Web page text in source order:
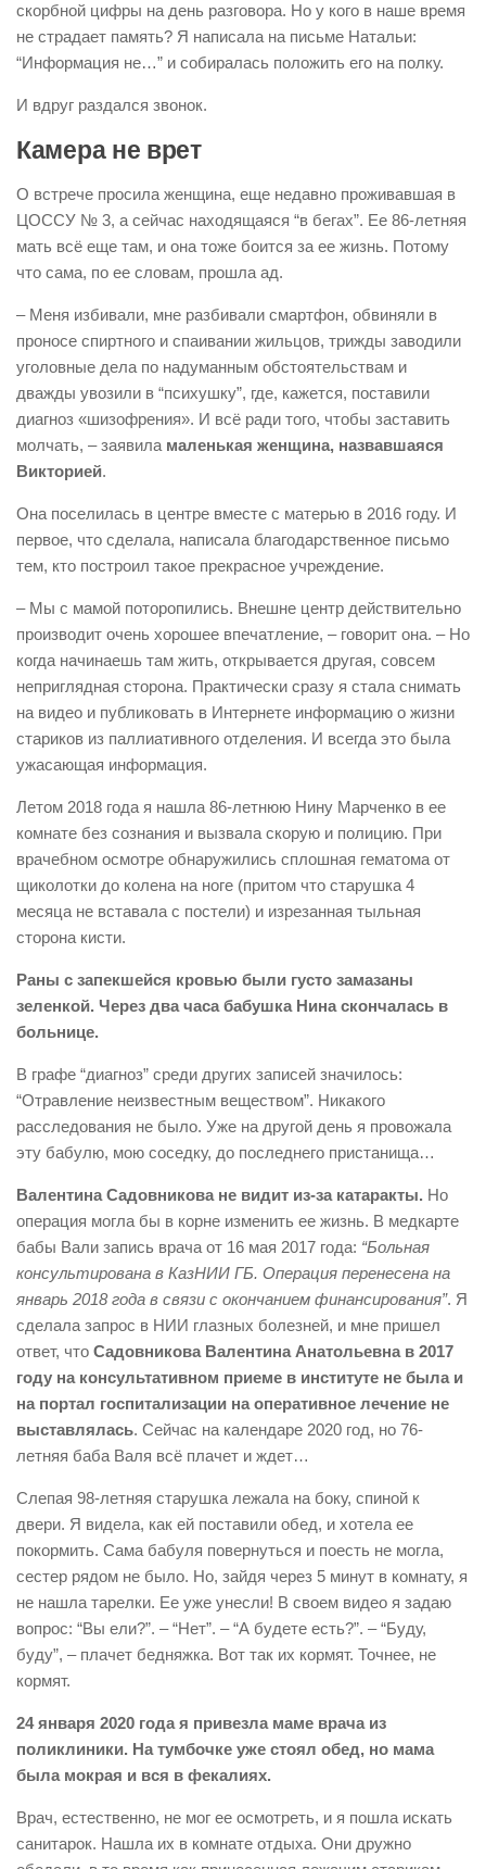
скорбной цифры на день разговора. Но у кого в наше время
не страдает память? Я написала на письме Натальи:
“Информация не…” и собиралась положить его на полку.
И вдруг раздался звонок.
Камера не врет
О встрече просила женщина, еще недавно проживавшая в
ЦОССУ № 3, а сейчас находящаяся “в бегах”. Ее 86-летняя
мать всё еще там, и она тоже боится за ее жизнь. Потому
что сама, по ее словам, прошла ад.
– Меня избивали, мне разбивали смартфон, обвиняли в
проносе спиртного и спаивании жильцов, трижды заводили
уголовные дела по надуманным обстоятельствам и
дважды увозили в “психушку”, где, кажется, поставили
диагноз «шизофрения». И всё ради того, чтобы заставить
молчать, – заявила маленькая женщина, назвавшаяся
Викторией.
Она поселилась в центре вместе с матерью в 2016 году. И
первое, что сделала, написала благодарственное письмо
тем, кто построил такое прекрасное учреждение.
– Мы с мамой поторопились. Внешне центр действительно
производит очень хорошее впечатление, – говорит она. – Но
когда начинаешь там жить, открывается другая, совсем
неприглядная сторона. Практически сразу я стала снимать
на видео и публиковать в Интернете информацию о жизни
стариков из паллиативного отделения. И всегда это была
ужасающая информация.
Летом 2018 года я нашла 86-летнюю Нину Марченко в ее
комнате без сознания и вызвала скорую и полицию. При
врачебном осмотре обнаружились сплошная гематома от
щиколотки до колена на ноге (притом что старушка 4
месяца не вставала с постели) и изрезанная тыльная
сторона кисти.
Раны с запекшейся кровью были густо замазаны
зеленкой. Через два часа бабушка Нина скончалась в
больнице.
В графе “диагноз” среди других записей значилось:
“Отравление неизвестным веществом”. Никакого
расследования не было. Уже на другой день я провожала
эту бабулю, мою соседку, до последнего пристанища…
Валентина Садовникова не видит из-за катаракты. Но
операция могла бы в корне изменить ее жизнь. В медкарте
бабы Вали запись врача от 16 мая 2017 года: “Больная
консультирована в КазНИИ ГБ. Операция перенесена на
январь 2018 года в связи с окончанием финансирования”. Я
сделала запрос в НИИ глазных болезней, и мне пришел
ответ, что Садовникова Валентина Анатольевна в 2017
году на консультативном приеме в институте не была и
на портал госпитализации на оперативное лечение не
выставлялась. Сейчас на календаре 2020 год, но 76-
летняя баба Валя всё плачет и ждет…
Слепая 98-летняя старушка лежала на боку, спиной к
двери. Я видела, как ей поставили обед, и хотела ее
покормить. Сама бабуля повернуться и поесть не могла,
сестер рядом не было. Но, зайдя через 5 минут в комнату, я
не нашла тарелки. Ее уже унесли! В своем видео я задаю
вопрос: “Вы ели?”. – “Нет”. – “А будете есть?”. – “Буду,
буду”, – плачет бедняжка. Вот так их кормят. Точнее, не
кормят.
24 января 2020 года я привезла маме врача из
поликлиники. На тумбочке уже стоял обед, но мама
была мокрая и вся в фекалиях.
Врач, естественно, не мог ее осмотреть, и я пошла искать
санитарок. Нашла их в комнате отдыха. Они дружно